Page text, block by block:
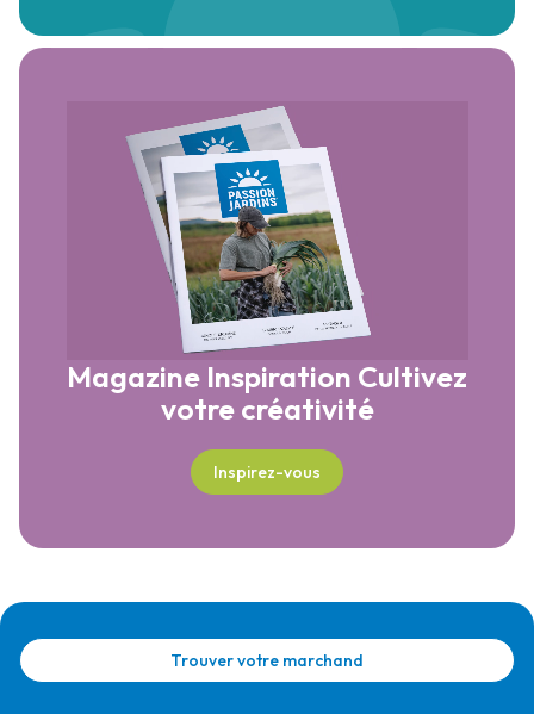
Magazine Inspiration Cultivez
votre créativité
Inspirez-vous
Trouver votre marchand